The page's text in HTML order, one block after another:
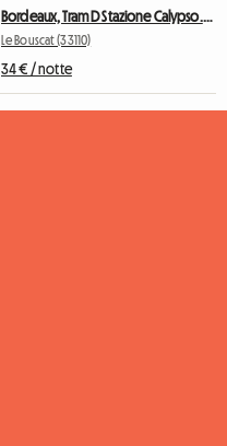
Le Bouscat (33110)
34 € / notte